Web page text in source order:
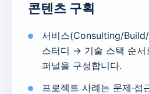
콘텐츠 구획
서비스(Consulting/
스터디 → 기술 스택 순서
퍼널을 구성합니다.
프로젝트 사례는 문제·접